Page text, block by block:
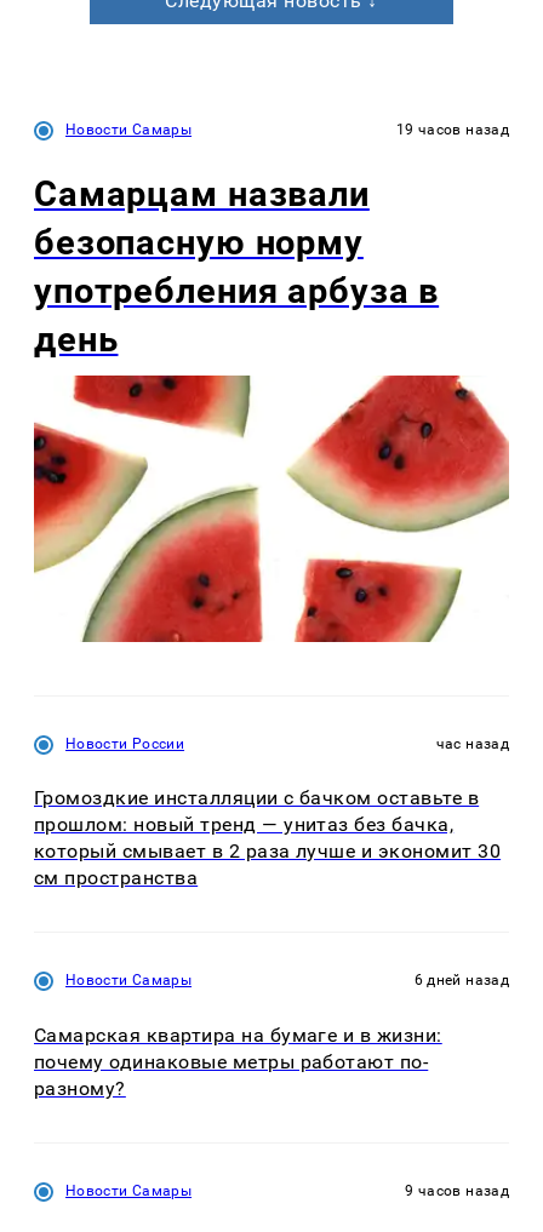
Новости Самары 19 часов назад
Самарцам назвали
безопасную норму
употребления арбуза в
день
Новости России час назад
Громоздкие инсталляции с бачком оставьте в
прошлом: новый тренд — унитаз без бачка,
который смывает в 2 раза лучше и экономит 30
см пространства
Новости Самары 6 дней назад
Самарская квартира на бумаге и в жизни:
почему одинаковые метры работают по-
разному?
Новости Самары 9 часов назад